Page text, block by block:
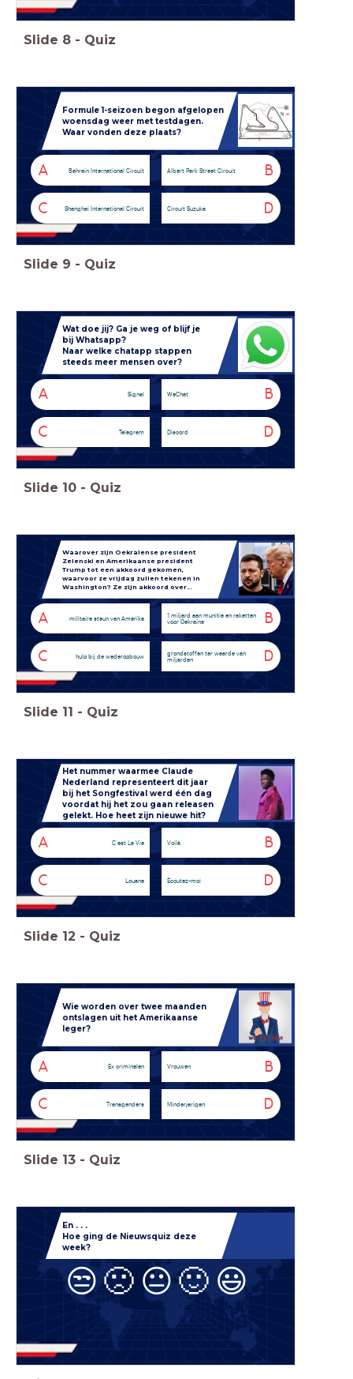
Slide 8 - Quiz
Formule 1-seizoen begon afgelopen
woensdag weer met testdagen.
Waar vonden deze plaats?
A Bahrain International Circuit B
Albert Park Street Circuit
C Shanghai International Circuit D
Circuit Suzuka
Slide 9 - Quiz
Wat doe jij? Ga je weg of blijf je
bij Whatsapp?
Naar welke chatapp stappen
steeds meer mensen over?
A Signal B
WeChat
C Telegram D
Discord
Slide 10 - Quiz
Waarover zijn Oekraïense president
Zelenski en Amerikaanse president
Trump tot een akkoord gekomen,
waarvoor ze vrijdag zullen tekenen in
Washington? Ze zijn akkoord over…
A militaire steun van Amerika B
1 miljard aan munitie en raketten
voor Oekraïne
C hulp bij de wederopbouw D
grondstoffen ter waarde van
miljarden
Slide 11 - Quiz
Het nummer waarmee Claude
Nederland representeert dit jaar
bij het Songfestival werd één dag
voordat hij het zou gaan releasen
gelekt. Hoe heet zijn nieuwe hit?
A C'est La Vie B
Voilà
C Louane D
Écoutez-moi
Slide 12 - Quiz
Wie worden over twee maanden
ontslagen uit het Amerikaanse
leger?
A Ex criminelen B
Vrouwen
C Transgenders D
Minderjarigen
Slide 13 - Quiz
En . . .
Hoe ging de Nieuwsquiz deze
week?
😒🙁 😐🙂 😃